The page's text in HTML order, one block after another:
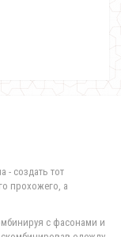
- создать тот
прохожего, а
с фасонами и